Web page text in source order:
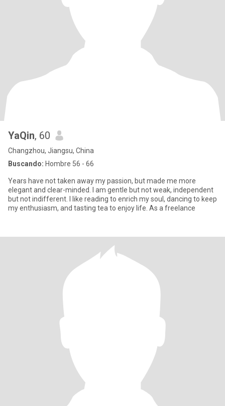
YaQin, 60
Changzhou, Jiangsu, China
Buscando: Hombre 56 - 66
Years have not taken away my passion, but made me more
elegant and clear-minded. I am gentle but not weak, independent
but not indifferent. I like reading to enrich my soul, dancing to keep
my enthusiasm, and tasting tea to enjoy life. As a freelance